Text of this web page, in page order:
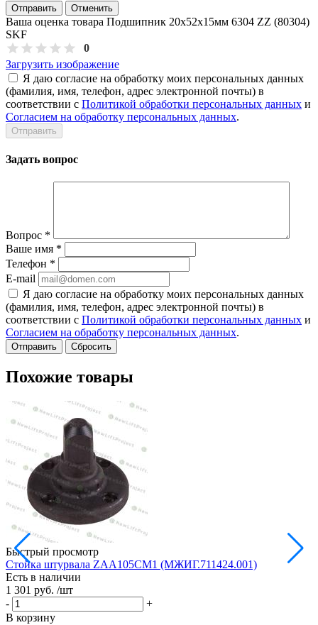
Отправить Отменить
Ваша оценка товара Подшипник 20х52х15мм 6304 ZZ (80304)
SKF
0
Загрузить изображение
Я даю согласие на обработку моих персональных данных
(фамилия, имя, телефон, адрес электронной почты) в
соответствии с Политикой обработки персональных данных и
Согласием на обработку персональных данных.
Задать вопрос
Вопрос *
Ваше имя *
Телефон *
E-mail
Я даю согласие на обработку моих персональных данных
(фамилия, имя, телефон, адрес электронной почты) в
соответствии с Политикой обработки персональных данных и
Согласием на обработку персональных данных.
Сбросить
Похожие товары
Быстрый просмотр
Стойка штурвала ZAA105CM1 (МЖИГ.711424.001)
Есть в наличии
1 301 руб. /шт
-
+
В корзину